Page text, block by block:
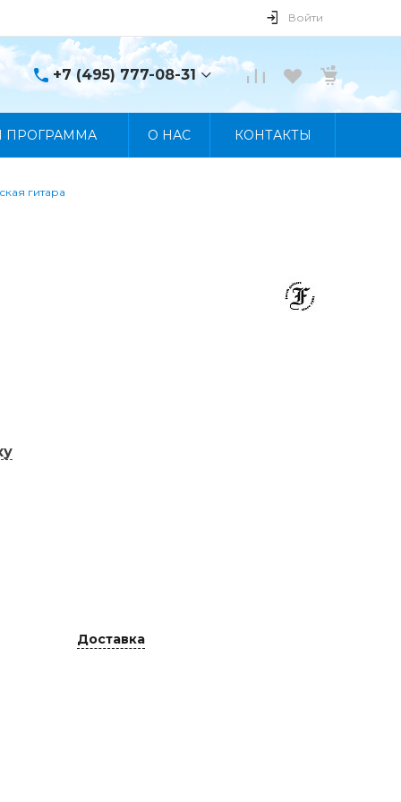
Войти
+7 (495) 777-08-31
+7 (495) 777-08-31
Выходной
ПРОГРАММА О НАС КОНТАКТЫ
гитара
Доставка